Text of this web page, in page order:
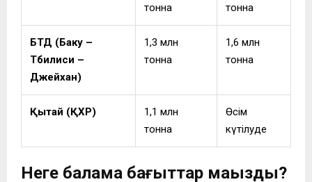
тонна
тонна
БТД (Баку –
Тбилиси –
Джейхан)
1,3 млн
тонна
1,6 млн
тонна
Қытай (ҚХР)
1,1 млн
тонна
Өсім
күтілуде
Неге балама бағыттар маңызды?